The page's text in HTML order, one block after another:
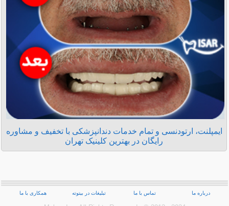
ایمپلنت، ارتودنسی و تمام خدمات دندانپزشکی با تخفیف و مشاوره
رایگان در بهترین کلینیک تهران
درباره ما تماس با ما تبلیغات در بیتوته همکاری با ما